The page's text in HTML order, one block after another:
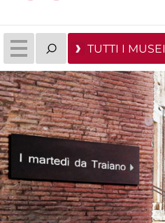
TUTTI I MUSEI